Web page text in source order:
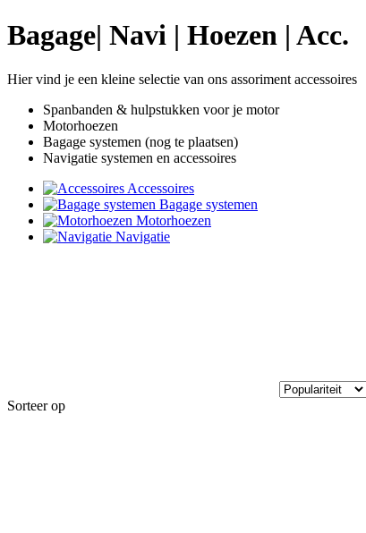
Bagage| Navi | Hoezen | Acc.
Hier vind je een kleine selectie van ons assoriment accessoires
Spanbanden & hulpstukken voor je motor
Motorhoezen
Bagage systemen (nog te plaatsen)
Navigatie systemen en accessoires
Accessoires
Bagage systemen
Motorhoezen
Navigatie
Sorteer op